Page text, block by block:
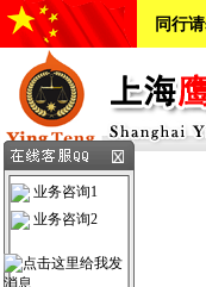
同行
业务咨询1
业务咨询2